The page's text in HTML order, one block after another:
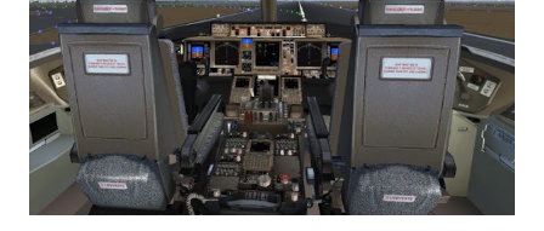
Reduzido o mínimo número permitido de chunks em um
volume CONCAT de 2 para 1, aumentando o número de
volumes que podem ser criados em um único disco com
bioctl (8) de 7 para 15. Isso pode ser usado para criar mais
partições do que anteriormente. (8) o código de análise de
flag é semelhante ao getopt, permitindo que formações
restr...